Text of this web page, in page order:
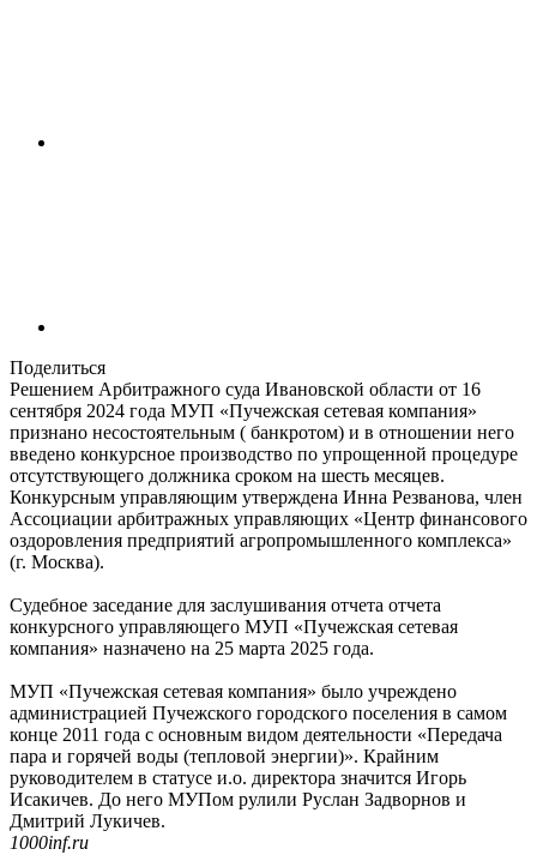
Поделиться
Решением Арбитражного суда Ивановской области от 16
сентября 2024 года МУП «Пучежская сетевая компания»
признано несостоятельным ( банкротом) и в отношении него
введено конкурсное производство по упрощенной процедуре
отсутствующего должника сроком на шесть месяцев.
Конкурсным управляющим утверждена Инна Резванова, член
Ассоциации арбитражных управляющих «Центр финансового
оздоровления предприятий агропромышленного комплекса»
(г. Москва).
Судебное заседание для заслушивания отчета отчета
конкурсного управляющего МУП «Пучежская сетевая
компания» назначено на 25 марта 2025 года.
МУП «Пучежская сетевая компания» было учреждено
администрацией Пучежского городского поселения в самом
конце 2011 года с основным видом деятельности «Передача
пара и горячей воды (тепловой энергии)». Крайним
руководителем в статусе и.о. директора значится Игорь
Исакичев. До него МУПом рулили Руслан Задворнов и
Дмитрий Лукичев.
1000inf.ru